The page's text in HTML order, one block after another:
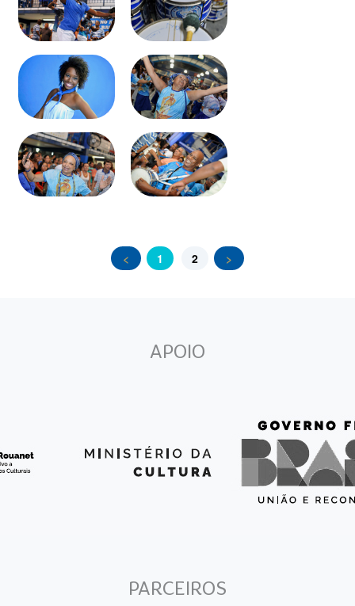
< 1 2 >
APOIO
PARCEIROS